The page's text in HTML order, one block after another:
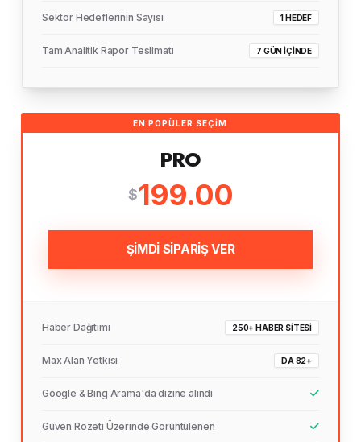
Sektör Hedeflerinin Sayısı 1 HEDEF
Tam Analitik Rapor Teslimatı 7 GÜN İÇINDE
EN POPÜLER SEÇIM
PRO
$199.00
ŞİMDİ SİPARİŞ VER
Haber Dağıtımı 250+ HABER SITESI
Max Alan Yetkisi DA 82+
Google & Bing Arama'da dizine alındı
Güven Rozeti Üzerinde Görüntülenen